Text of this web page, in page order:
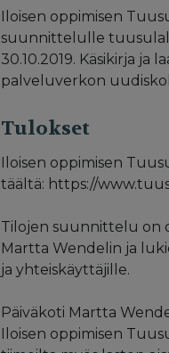
Iloisen oppimisen
suunnittelulle
30.10.2019. Käsikirja
palveluverkon
Tulokset
Iloisen oppimisen
täältä: https://
Tilojen suunnittelu on
Martta Wendelin ja
ja yhteiskäyttäjille.
Päiväkoti Martta
Iloisen oppimisen